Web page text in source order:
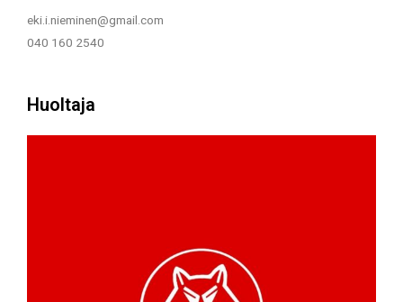
eki.i.nieminen@gmail.com
040 160 2540
Huoltaja